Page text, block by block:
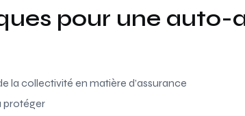
pour une auto-
la collectivité en matière d’assurance
protéger